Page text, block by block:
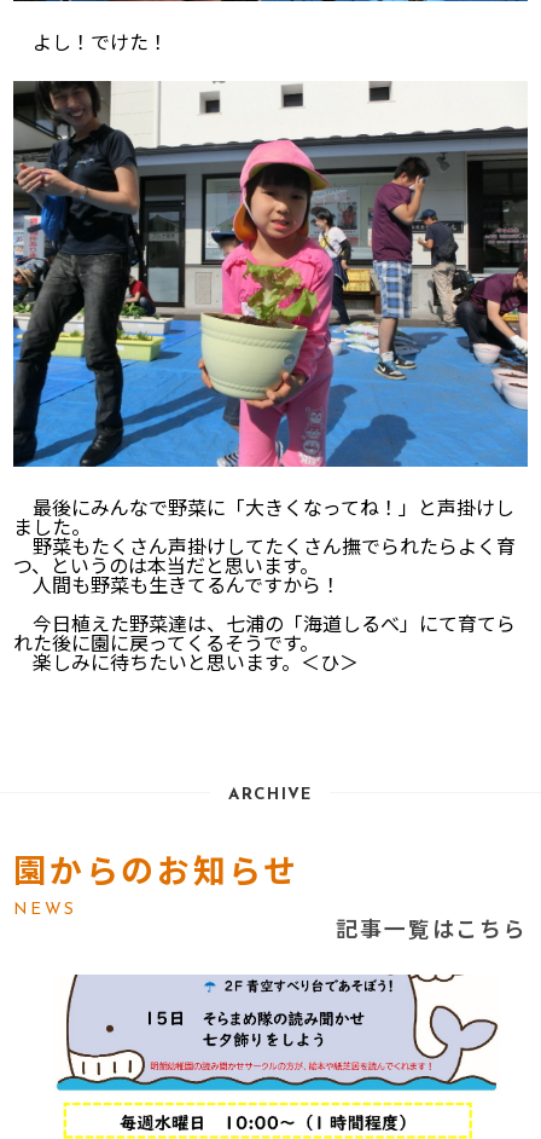
よし！でけた！
最後にみんなで野菜に「大きくなってね！」と声掛けし
ました。
野菜もたくさん声掛けしてたくさん撫でられたらよく育
つ、というのは本当だと思います。
人間も野菜も生きてるんですから！
今日植えた野菜達は、七浦の「海道しるべ」にて育てら
れた後に園に戻ってくるそうです。
楽しみに待ちたいと思います。＜ひ＞
ARCHIVE
園からのお知らせ
NEWS
記事一覧はこちら